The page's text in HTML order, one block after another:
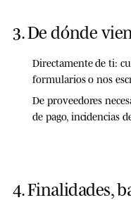
3. De dónde
Directamente de ti:
formularios o nos
De proveedores
de pago, incidencias
4. Finalidades,